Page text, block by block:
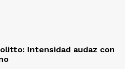
Intensidad audaz con